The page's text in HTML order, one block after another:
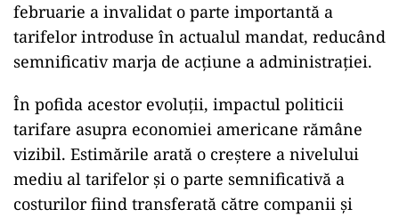
februarie a invalidat o parte importantă a
tarifelor introduse în actualul mandat, reducând
semnificativ marja de acțiune a administrației.
În pofida acestor evoluții, impactul politicii
tarifare asupra economiei americane rămâne
vizibil. Estimările arată o creștere a nivelului
mediu al tarifelor și o parte semnificativă a
costurilor fiind transferată către companii și